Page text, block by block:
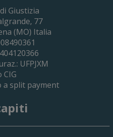
– Elezioni Dei Delegati
Giustizia
77
(MO) Italia
UFPJXM
CIG
a split payment